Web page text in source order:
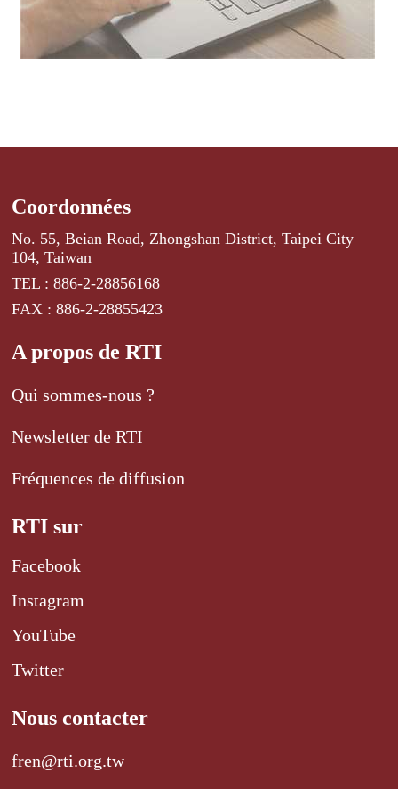
Coordonnées
No. 55, Beian Road, Zhongshan District, Taipei City
104, Taiwan
TEL : 886-2-28856168
FAX : 886-2-28855423
A propos de RTI
Qui sommes-nous ?
Newsletter de RTI
Fréquences de diffusion
RTI sur
Facebook
Instagram
YouTube
Twitter
Nous contacter
fren@rti.org.tw